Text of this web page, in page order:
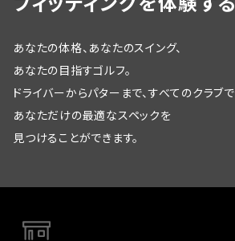
あなたの体格、あなたのスイング、
あなたの目指すゴルフ。
ドライバーからパターまで、すべてのクラブで
あなただけの最適なスペックを
見つけることができます。